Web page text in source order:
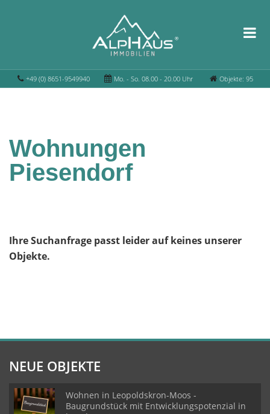
+49 (0) 8651-9549940 Mo. - So. 08.00 - 20.00 Uhr Objekte: 95
Wohnungen
Piesendorf
Ihre Suchanfrage passt leider auf keines unserer
Objekte.
NEUE OBJEKTE
Wohnen in Leopoldskron-Moos -
Baugrundstück mit Entwicklungspotenzial in